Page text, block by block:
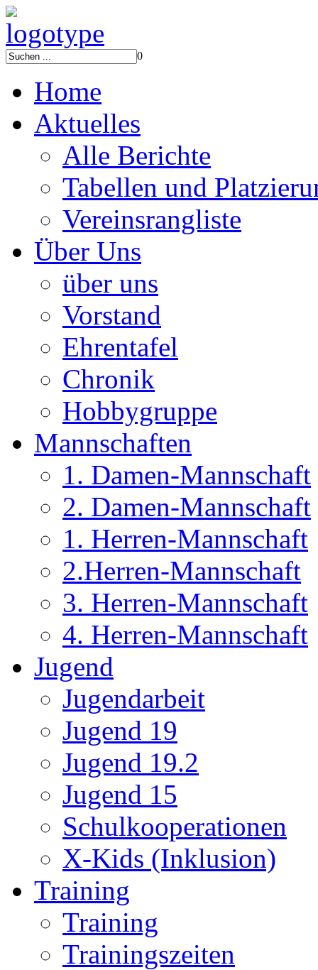
0
Home
Aktuelles
Alle Berichte
Tabellen und
Vereinsrangliste
Über Uns
über uns
Vorstand
Ehrentafel
Chronik
Hobbygruppe
Mannschaften
1. Damen-Mannschaft
2. Damen-Mannschaft
1. Herren-Mannschaft
2.Herren-Mannschaft
3. Herren-Mannschaft
4. Herren-Mannschaft
Jugend
Jugendarbeit
Jugend 19
Jugend 19.2
Jugend 15
Schulkooperationen
X-Kids (Inklusion)
Training
Training
Trainingszeiten